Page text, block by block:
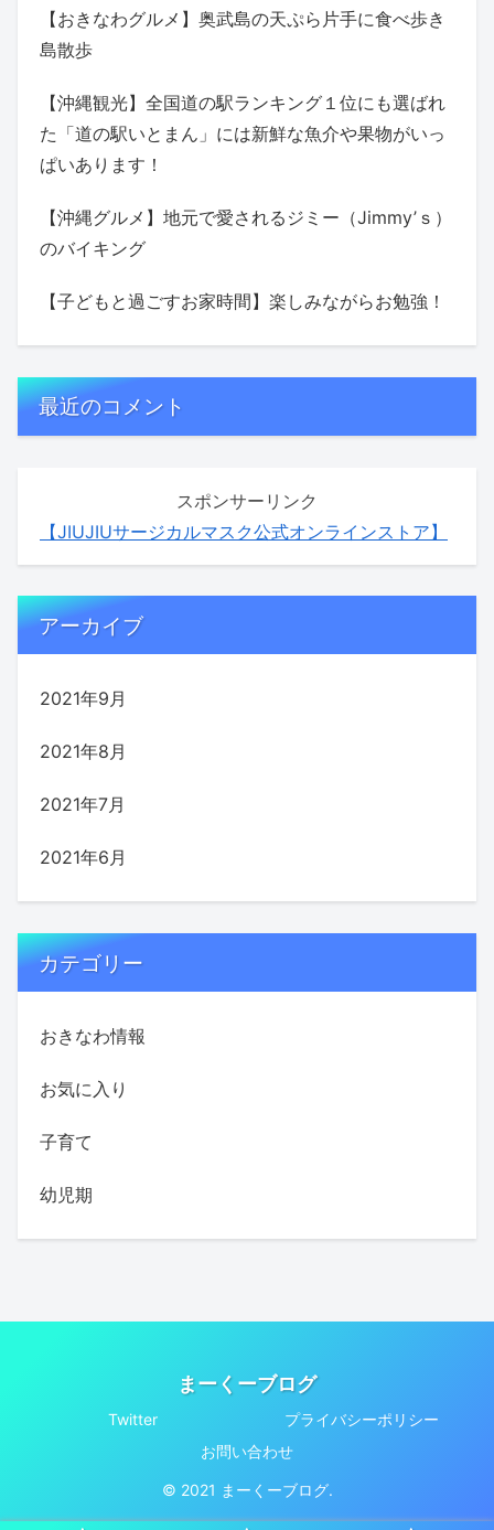
【おきなわグルメ】奥武島の天ぷら片手に食べ歩き
島散歩
【沖縄観光】全国道の駅ランキング１位にも選ばれ
た「道の駅いとまん」には新鮮な魚介や果物がいっ
ぱいあります！
【沖縄グルメ】地元で愛されるジミー（Jimmy’ｓ）
のバイキング
【子どもと過ごすお家時間】楽しみながらお勉強！
最近のコメント
スポンサーリンク
【JIUJIUサージカルマスク公式オンラインストア】
アーカイブ
2021年9月
2021年8月
2021年7月
2021年6月
カテゴリー
おきなわ情報
お気に入り
子育て
幼児期
まーくーブログ
Twitter
プライバシーポリシー
お問い合わせ
© 2021 まーくーブログ.